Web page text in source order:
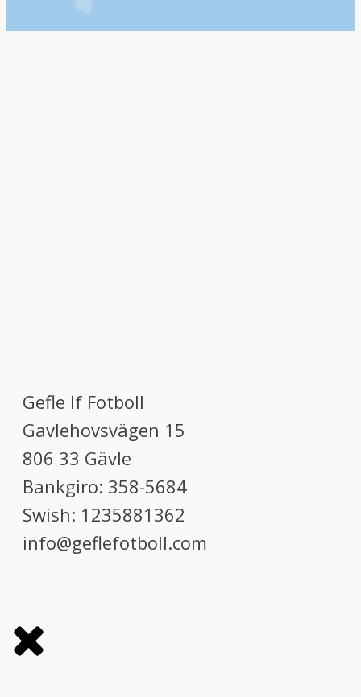
Gefle If Fotboll
Gavlehovsvägen 15
806 33 Gävle
Bankgiro: 358-5684
Swish: 1235881362
info@geflefotboll.com